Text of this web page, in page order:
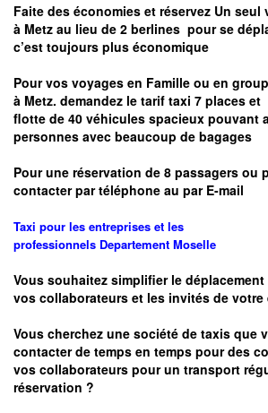
Faite des économies et réservez Un seul
à Metz au lieu de 2 berlines pour se
c’est toujours plus économique
Pour vos voyages en Famille ou en
à Metz. demandez le tarif taxi 7 places et
flotte de 40 véhicules spacieux pouvant
personnes avec beaucoup de bagages
Pour une réservation de 8 passagers ou
contacter par téléphone au par E-mail
Taxi pour les entreprises et les
professionnels Departement Moselle
Vous souhaitez simplifier le
vos collaborateurs et les invités de votre
Vous cherchez une société de taxis que
contacter de temps en temps pour des
vos collaborateurs pour un transport
réservation ?